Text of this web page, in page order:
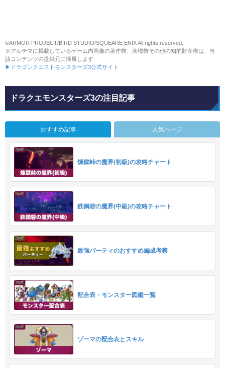
©ARMOR PROJECT/BIRD STUDIO/SQUEARE ENIX All rights reserved.
※アルテマに掲載しているゲーム内画像の著作権、商標権その他の知的財産権は、当
該コンテンツの提供元に帰属します
▶ドラゴンクエストモンスターズ3公式サイト
ドラクエモンスターズ3の注目記事
おすすめ記事 人気ページ
煉獄峠の魔界(初級)の攻略チャート
鉄鋼砦の魔界(中級)の攻略チャート
最強パーティのおすすめ編成考察
配合表・モンスター図鑑一覧
ゾーマの配合表とスキル